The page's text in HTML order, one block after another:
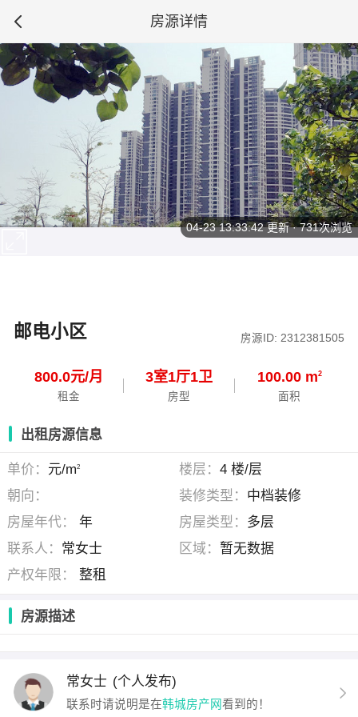
房源详情
邮电小区 房源ID: 2312381505
800.0元/月
租金
3室1厅1卫
房型
100.00 m2
面积
04-23 13:33:42更新 · 731次浏览
出租房源信息
单价： 元/m2 楼层： 4 楼/层
朝向：
装修类型： 中档装修
房屋年代：
年 房屋类型： 多层
联系人： 常女士 区域： 暂无数据
产权年限：
整租
房源描述
常女士 (个人发布)
联系时请说明是在韩城房产网看到的！